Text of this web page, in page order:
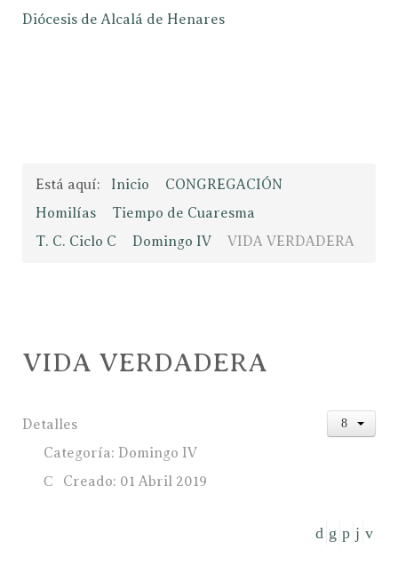
Diócesis de Alcalá de Henares
Está aquí: Inicio
CONGREGACIÓN
Homilías
Tiempo de Cuaresma
T. C. Ciclo C
Domingo IV VIDA VERDADERA
VIDA VERDADERA
Detalles
Categoría: Domingo IV
Creado: 01 Abril 2019